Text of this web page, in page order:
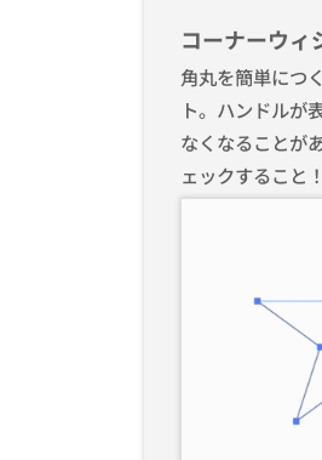
コーナーウィ
角丸を簡単につ
ト。ハンドルが
なくなることが
ェックすること！